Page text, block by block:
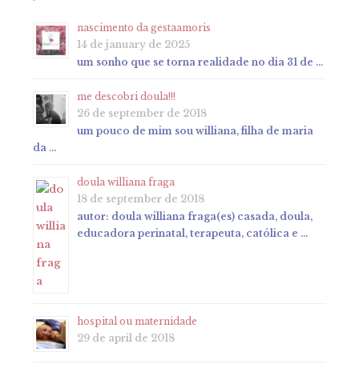
nascimento da gestaamoris
14 de january de 2025
um sonho que se torna realidade no dia 31 de …
me descobri doula!!!
26 de september de 2018
um pouco de mim sou williana, filha de maria
da …
doula williana fraga
18 de september de 2018
autor: doula williana fraga(es) casada, doula,
educadora perinatal, terapeuta, católica e …
hospital ou maternidade
29 de april de 2018